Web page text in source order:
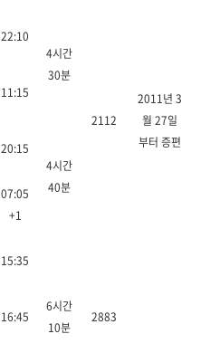
22:10
4시간
30분
2112
11:15
2011년 3
월 27일
부터 증편
20:15
4시간
40분
07:05
+1
15:35
6시간
10분
2883
16:45